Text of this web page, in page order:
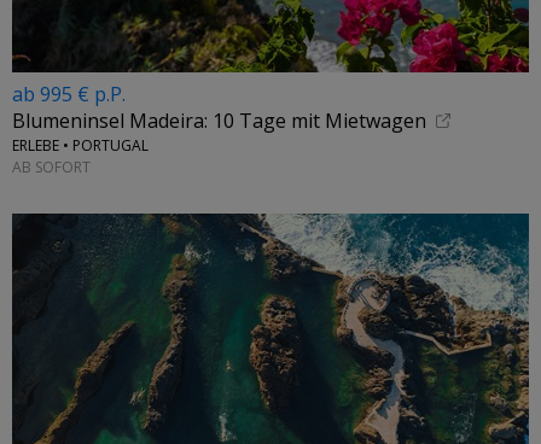
ab 995 € p.P.
Blumeninsel Madeira: 10 Tage mit Mietwagen
ERLEBE • PORTUGAL
AB SOFORT